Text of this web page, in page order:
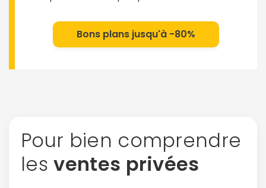
Bons plans jusqu'à -80%
Pour bien comprendre
lesventes privées